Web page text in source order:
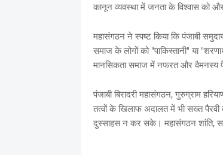
कानून व्यवस्था में जनता के विश्वास को
​महासंगठन ने स्पष्ट किया कि पंजाबी
समाज के लोगों को "पाकिस्तानी" या
मानसिकता समाज में नफरत और वैमनस्य
​पंजाबी बिरादरी महासंगठन, गुरुग्राम
तत्वों के खिलाफ अदालत में भी सख्त पैरवी
दुस्साहस न कर सके। महासंगठन शांति,